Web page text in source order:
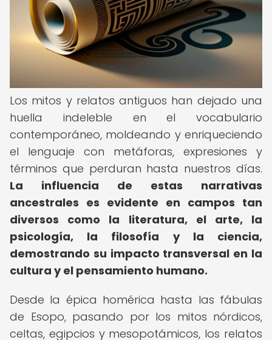
Los mitos y relatos antiguos han dejado una
huella indeleble en el vocabulario
contemporáneo, moldeando y enriqueciendo
el lenguaje con metáforas, expresiones y
términos que perduran hasta nuestros días.
La influencia de estas narrativas
ancestrales es evidente en campos tan
diversos como la literatura, el arte, la
psicología, la filosofía y la ciencia,
demostrando su impacto transversal en la
cultura y el pensamiento humano.
Desde la épica homérica hasta las fábulas
de Esopo, pasando por los mitos nórdicos,
celtas, egipcios y mesopotámicos, los relatos